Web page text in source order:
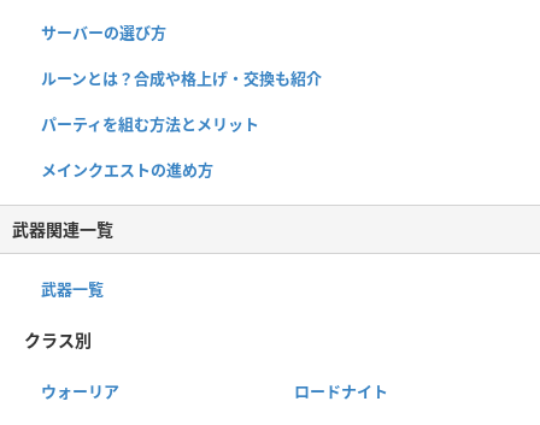
サーバーの選び方
ルーンとは？合成や格上げ・交換も紹介
パーティを組む方法とメリット
メインクエストの進め方
武器関連一覧
武器一覧
クラス別
ウォーリア ロードナイト